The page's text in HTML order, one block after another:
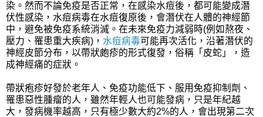
染。然而不論免疫是否正常，在感染水痘後，都可能變成潛
伏性感染，水痘病毒在水痘復原後，會潛伏在人體的神經節
中，避免被免疫系統消滅。在未來免疫力減弱時(例如熬夜、
壓力、罹患重大疾病)， 水痘病毒可能再次活化，沿著潛伏的
神經皮節分布，以帶狀皰疹的形式復發，俗稱「皮蛇」，造
成神經痛的症狀。
帶狀疱疹好發於老年人、免疫功能低下、服用免疫抑制劑、
罹患惡性腫瘤的人，雖然年輕人也可能發病，只是年紀越
大，發病機率越高，只有極少數大約2%的人，會出現第二次